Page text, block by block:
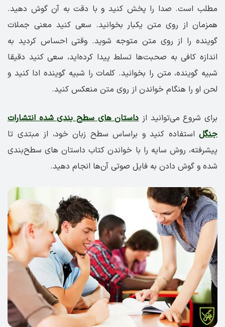
مطلب است. صدا را پخش کنید و با دقت به آن گوش دهید.
همزمان از روی متن یکبار بخوانید. سعی کنید معنی جملات
گوینده را از روی متن متوجه شوید. وقتی احساس کردید به
اندازه کافی به صحبت‌ها تسلط پیدا کرده‌اید، سعی کنید دقیقا
شبیه گوینده، متن را بخوانید. کلمات را شبیه گوینده ادا کنید و
لحن او را هنگام خواندن از روی متن منعکس کنید.
برای شروع می‌توانید ازداستان های سطح بندی شده انتشارات
جنگل استفاده کنید و براساس سطح زبان خود، از مبتدی تا
پیشرفته، روش سایه را با خواندن کتاب داستان های سطح‌بندی
شده و گوش دادن به فایل صوتی آن‌ها انجام دهید.